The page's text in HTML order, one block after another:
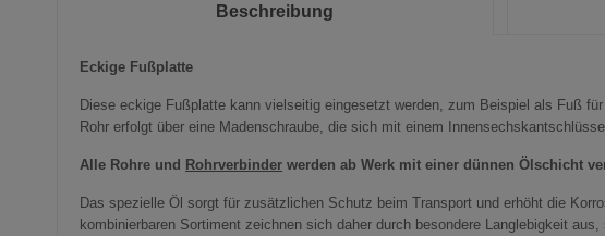
Beschreibung
Eckige Fußplatte
Diese eckige Fußplatte kann vielseitig eingesetzt werden, zum Beispiel als Fuß
Rohr erfolgt über eine Madenschraube, die sich mit einem
Alle Rohre und Rohrverbinder werden ab Werk mit einer dünnen Ölschicht
Das spezielle Öl sorgt für zusätzlichen Schutz beim Transport und erhöht die
kombinierbaren Sortiment zeichnen sich daher durch besondere Langlebigkeit